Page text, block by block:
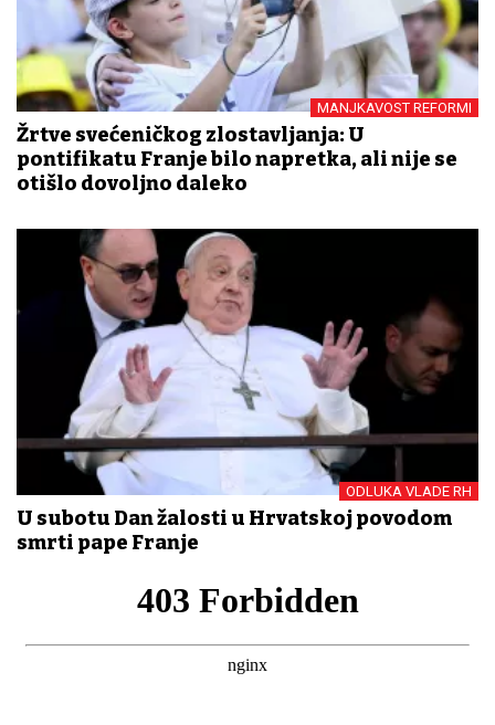
MANJKAVOST REFORMI
Žrtve svećeničkog zlostavljanja: U
pontifikatu Franje bilo napretka, ali nije se
otišlo dovoljno daleko
ODLUKA VLADE RH
U subotu Dan žalosti u Hrvatskoj povodom
smrti pape Franje